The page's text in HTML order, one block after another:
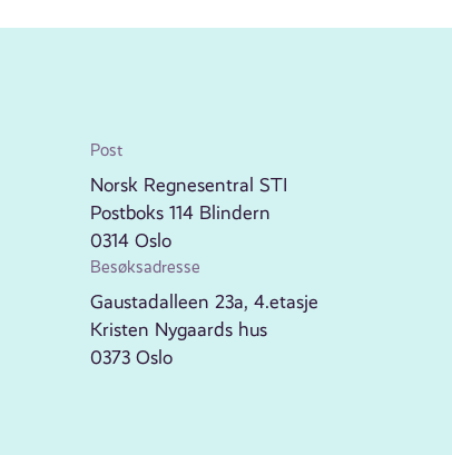
Post
Norsk Regnesentral STI
Postboks 114 Blindern
0314 Oslo
Besøksadresse
Gaustadalleen 23a, 4.etasje
Kristen Nygaards hus
0373 Oslo